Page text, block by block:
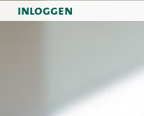
inloggen